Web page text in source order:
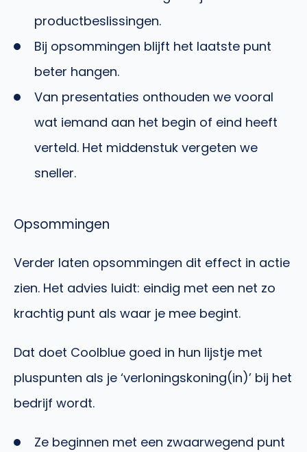
productbeslissingen.
Bij opsommingen blijft het laatste punt
beter hangen.
Van presentaties onthouden we vooral
wat iemand aan het begin of eind heeft
verteld. Het middenstuk vergeten we
sneller.
Opsommingen
Verder laten opsommingen dit effect in actie
zien. Het advies luidt: eindig met een net zo
krachtig punt als waar je mee begint.
Dat doet Coolblue goed in hun lijstje met
pluspunten als je ‘verloningskoning(in)’ bij het
bedrijf wordt.
Ze beginnen met een zwaarwegend punt